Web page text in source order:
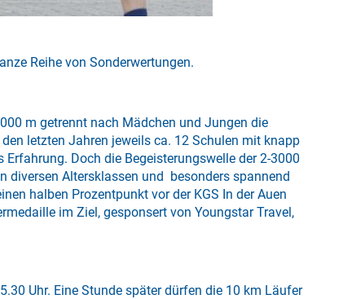
Reihe von Sonderwertungen.
m getrennt nach Mädchen und Jungen die
letzten Jahren jeweils ca. 12 Schulen mit knapp
Doch die Begeisterungswelle der 2-3000
diversen Altersklassen und besonders spannend
halben Prozentpunkt vor der KGS In der Auen
im Ziel, gesponsert von Youngstar Travel,
Uhr. Eine Stunde später dürfen die 10 km Läufer